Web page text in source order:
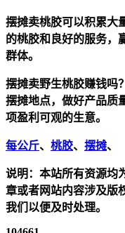
摆摊卖桃胶可以积累大
的桃胶和良好的服务，
群体。
摆摊卖野生桃胶赚钱吗
摆摊地点，做好产品质
项盈利可观的生意。
每公斤、 桃胶、 摆摊、
说明：本站所有资源均
章或者网站内容涉及版
我们以便及时处理。